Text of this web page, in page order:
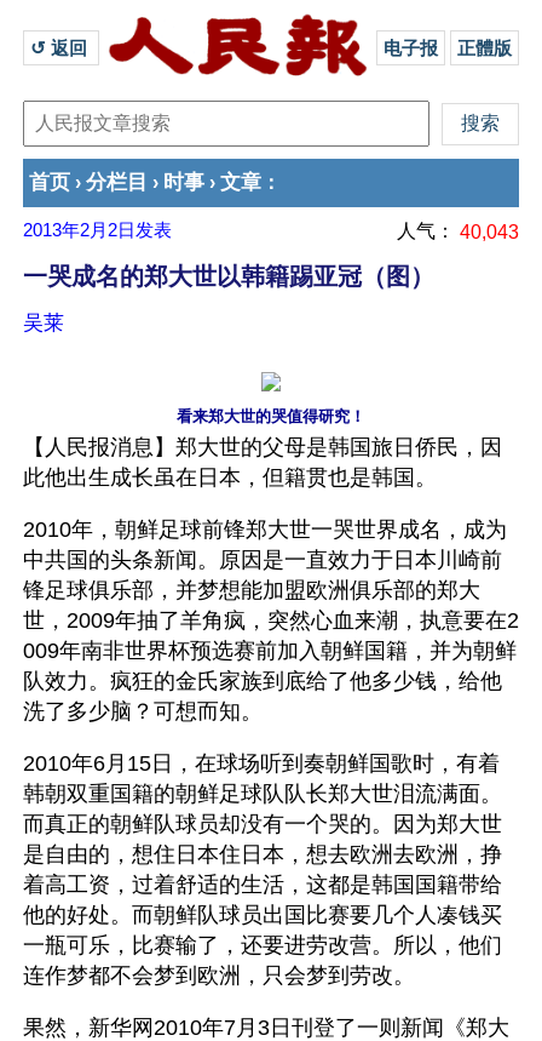
↺ 返回 电子报 正體版
首页 › 分栏目 › 时事 › 文章 ：
2013年2月2日 发表 人气： 40,043
一哭成名的郑大世以韩籍踢亚冠（图）
吴莱
看来郑大世的哭值得研究！
【人民报消息】郑大世的父母是韩国旅日侨民，因
此他出生成长虽在日本，但籍贯也是韩国。
2010年，朝鲜足球前锋郑大世一哭世界成名，成为
中共国的头条新闻。原因是一直效力于日本川崎前
锋足球俱乐部，并梦想能加盟欧洲俱乐部的郑大
世，2009年抽了羊角疯，突然心血来潮，执意要在2
009年南非世界杯预选赛前加入朝鲜国籍，并为朝鲜
队效力。疯狂的金氏家族到底给了他多少钱，给他
洗了多少脑？可想而知。
2010年6月15日，在球场听到奏朝鲜国歌时，有着
韩朝双重国籍的朝鲜足球队队长郑大世泪流满面。
而真正的朝鲜队球员却没有一个哭的。因为郑大世
是自由的，想住日本住日本，想去欧洲去欧洲，挣
着高工资，过着舒适的生活，这都是韩国国籍带给
他的好处。而朝鲜队球员出国比赛要几个人凑钱买
一瓶可乐，比赛输了，还要进劳改营。所以，他们
连作梦都不会梦到欧洲，只会梦到劳改。
果然，新华网2010年7月3日刊登了一则新闻《郑大